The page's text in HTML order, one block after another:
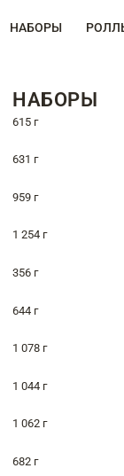
НАБОРЫ
НАБОРЫ
615 г
631 г
959 г
1 254 г
356 г
644 г
1 078 г
1 044 г
1 062 г
682 г